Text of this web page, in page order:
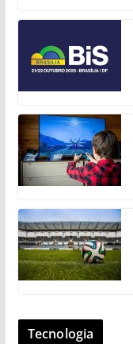
Tecnologia